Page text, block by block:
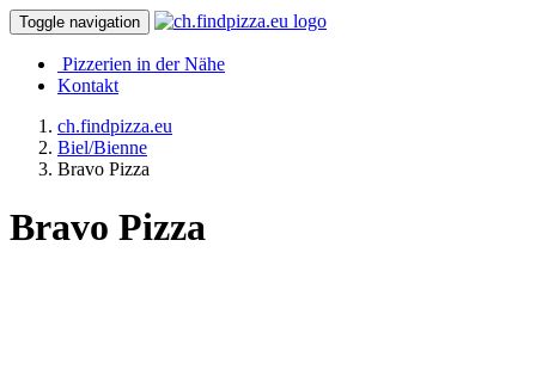
Toggle navigation
Pizzerien in der Nähe
Kontakt
ch.findpizza.eu
Biel/Bienne
Bravo Pizza
Bravo Pizza